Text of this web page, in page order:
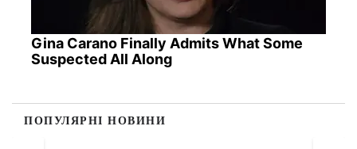
Gina Carano Finally Admits What Some
Suspected All Along
ПОПУЛЯРНІ НОВИНИ